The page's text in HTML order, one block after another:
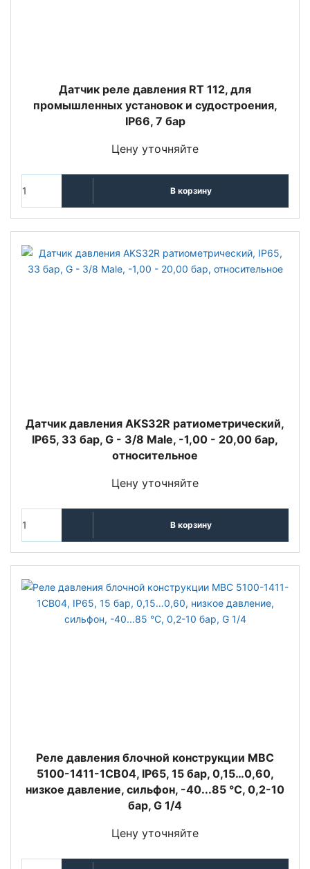
Датчик реле давления RT 112, для
промышленных установок и судостроения,
IP66, 7 бар
Цену уточняйте
В корзину
Датчик давления AKS32R ратиометрический,
IP65, 33 бар, G - 3/8 Male, -1,00 - 20,00 бар,
относительное
Цену уточняйте
В корзину
Реле давления блочной конструкции MBC
5100-1411-1СB04, IP65, 15 бар, 0,15…0,60,
низкое давление, сильфон, -40...85 °C, 0,2-10
бар, G 1/4
Цену уточняйте